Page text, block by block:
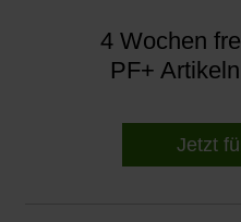
4 Wochen
PF+
Jetzt